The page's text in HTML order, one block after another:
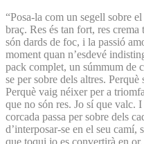
“Posa-la com un segell sobre
braç. Res és tan fort, res
són dards de foc, i la passió
moment quan n’esdevé
pack complet, un súmmum de
se per sobre dels altres.
Perquè vaig néixer per a
que no són res. Jo sí que valc.
corcada passa per sobre dels
d’interposar-se en el seu camí,
que toqui jo es convertirà en